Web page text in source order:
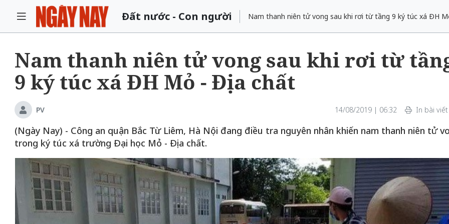
Đất nước - Con người Nam thanh niên tử vong sau khi rơi từ tầng 9 ký túc xá ĐH
Nam thanh niên tử vong sau khi rơi từ
9 ký túc xá ĐH Mỏ - Địa chất
PV 14/08/2019 | 06:32 In bài viết
(Ngày Nay) - Công an quận Bắc Từ Liêm, Hà Nội đang điều tra nguyên nhân khiến nam thanh niên tử
trong ký túc xá trường Đại học Mỏ - Địa chất.